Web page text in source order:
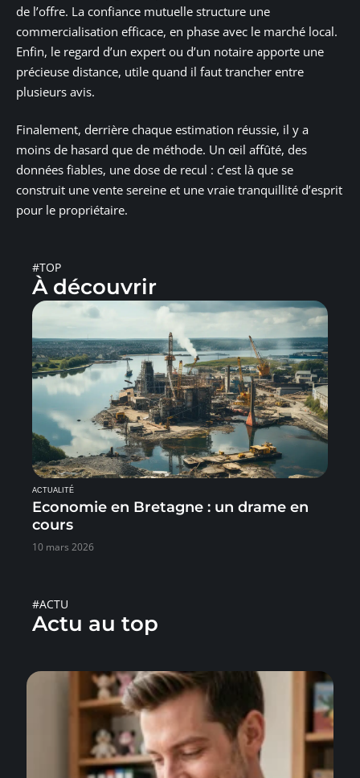
de l’offre. La confiance mutuelle structure une
commercialisation efficace, en phase avec le marché local.
Enfin, le regard d’un expert ou d’un notaire apporte une
précieuse distance, utile quand il faut trancher entre
plusieurs avis.
Finalement, derrière chaque estimation réussie, il y a
moins de hasard que de méthode. Un œil affûté, des
données fiables, une dose de recul : c’est là que se
construit une vente sereine et une vraie tranquillité d’esprit
pour le propriétaire.
#TOP
À découvrir
ACTUALITÉ
Economie en Bretagne : un drame en
cours
10 mars 2026
#ACTU
Actu au top